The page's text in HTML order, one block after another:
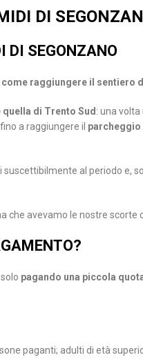
DI
DI SEGONZANO
come raggiungere il sentiero
quella di Trento Sud : una
a raggiungere il parcheggio
suscettibilmente al periodo e,
che avevamo le nostre scorte
pagando una piccola
paganti; adulti di età